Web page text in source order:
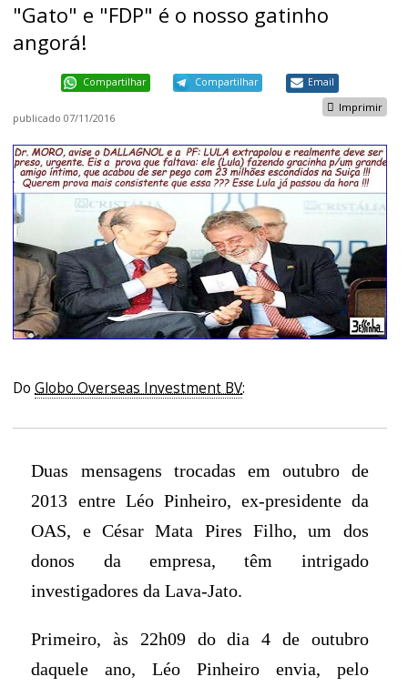
"Gato" e "FDP" é o nosso gatinho
angorá!
Compartilhar Compartilhar Email
Imprimir
publicado 07/11/2016
DoGlobo Overseas Investment BV:
Duas mensagens trocadas em outubro de
2013 entre Léo Pinheiro, ex-presidente da
OAS, e César Mata Pires Filho, um dos
donos da empresa, têm intrigado
investigadores da Lava-Jato.
Primeiro, às 22h09 do dia 4 de outubro
daquele ano, Léo Pinheiro envia, pelo